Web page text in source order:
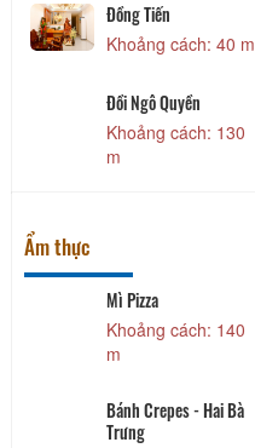
Đồng Tiến
Khoảng cách: 40 m
Đồi Ngô Quyền
Khoảng cách: 130
m
Ẩm thực
Mì Pizza
Khoảng cách: 140
m
Bánh Crepes - Hai Bà
Trưng